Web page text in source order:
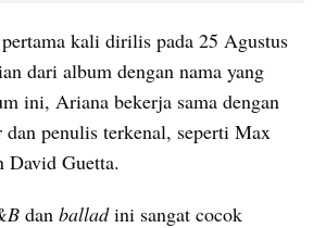
kali dirilis pada 25 Agustus
dari album dengan nama yang
ini, Ariana bekerja sama dengan
dan penulis terkenal, seperti Max
David Guetta.
dan ballad ini sangat cocok